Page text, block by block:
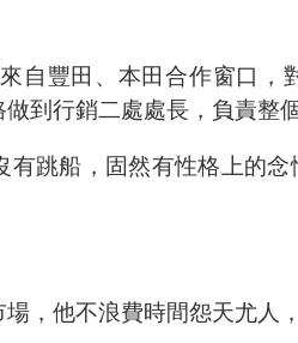
自豐田、本田合作窗口
到行銷二處處長，負責整
跳船，固然有性格上的
，他不浪費時間怨天尤人